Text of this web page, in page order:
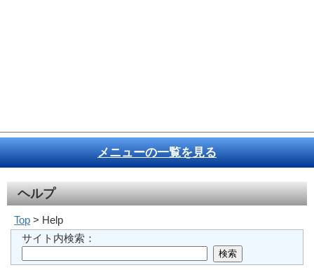
メニューの一覧を見る
ヘルプ
Top > Help
サイト内検索：